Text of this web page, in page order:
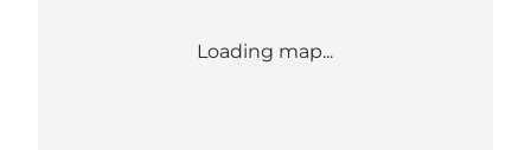
Loading map...